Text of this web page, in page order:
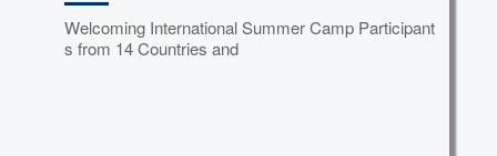
Welcoming International Summer Camp Participant
s from 14 Countries and